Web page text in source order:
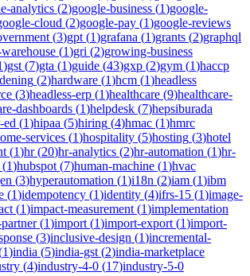
analytics (2)google-business (1)google-
cloud (2)google-pay (1)google-reviews
(3)gpt (1)grafana (1)grants (2)graphql
(1)gri (2)growing-business
)gst (7)gta (1)guide (43)gxp (2)gym (1)haccp
(2)hardware (1)hcm (1)headless
(3)headless-erp (1)healthcare (9)healthcare-
dashboards (1)helpdesk (7)hepsiburada
ed (1)hipaa (5)hiring (4)hmac (1)hmrc
services (1)hospitality (5)hosting (3)hotel
(1)hr(20)hr-analytics (2)hr-automation (1)hr-
(1)hubspot (7)human-machine (1)hvac
(3)hyperautomation (1)i18n (2)iam (1)ibm
(1)idempotency (1)identity (4)ifrs-15 (1)image-
(1)impact-measurement (1)implementation
(1)import (1)import-export (1)import-
(3)inclusive-design (1)incremental-
1)india (5)india-gst (2)india-marketplace
(4)industry-4-0 (17)industry-5-0